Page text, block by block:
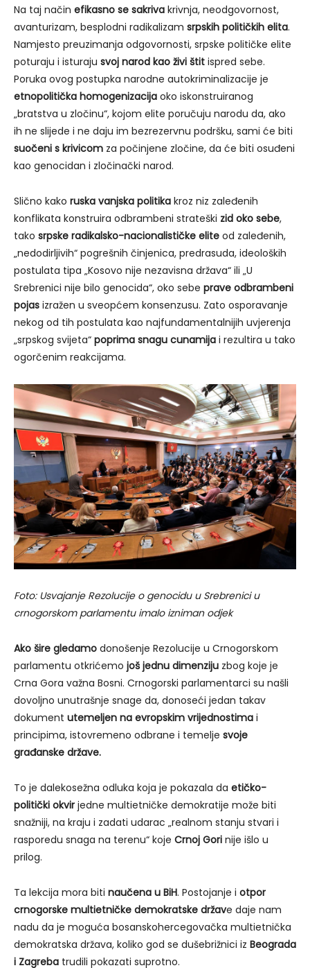
Na taj način efikasno se sakriva krivnja, neodgovornost,
avanturizam, besplodni radikalizam srpskih političkih elita.
Namjesto preuzimanja odgovornosti, srpske političke elite
poturaju i isturaju svoj narod kao živi štit ispred sebe.
Poruka ovog postupka narodne autokriminalizacije je
etnopolitička homogenizacija oko iskonstruiranog
„bratstva u zločinu“, kojom elite poručuju narodu da, ako
ih ne slijede i ne daju im bezrezervnu podršku, sami će biti
suočeni s krivicom za počinjene zločine, da će biti osuđeni
kao genocidan i zločinački narod.
Slično kako ruska vanjska politika kroz niz zaleđenih
konflikata konstruira odbrambeni strateški zid oko sebe,
tako srpske radikalsko-nacionalističke elite od zaleđenih,
„nedodirljivih“ pogrešnih činjenica, predrasuda, ideoloških
postulata tipa „Kosovo nije nezavisna država“ ili „U
Srebrenici nije bilo genocida“, oko sebe prave odbrambeni
pojas izražen u sveopćem konsenzusu. Zato osporavanje
nekog od tih postulata kao najfundamentalnijih uvjerenja
„srpskog svijeta“ poprima snagu cunamija i rezultira u tako
ogorčenim reakcijama.
Foto: Usvajanje Rezolucije o genocidu u Srebrenici u
crnogorskom parlamentu imalo izniman odjek
Ako šire gledamo donošenje Rezolucije u Crnogorskom
parlamentu otkrićemo još jednu dimenziju zbog koje je
Crna Gora važna Bosni. Crnogorski parlamentarci su našli
dovoljno unutrašnje snage da, donoseći jedan takav
dokument utemeljen na evropskim vrijednostima i
principima, istovremeno odbrane i temelje svoje
građanske države.
To je dalekosežna odluka koja je pokazala da etičko-
politički okvir jedne multietničke demokratije može biti
snažniji, na kraju i zadati udarac „realnom stanju stvari i
rasporedu snaga na terenu“ koje Crnoj Gori nije išlo u
prilog.
Ta lekcija mora biti naučena u BiH. Postojanje i otpor
crnogorske multietničke demokratske države daje nam
nadu da je moguća bosanskohercegovačka multietnička
demokratska država, koliko god se dušebrižnici iz Beograda
i Zagreba trudili pokazati suprotno.